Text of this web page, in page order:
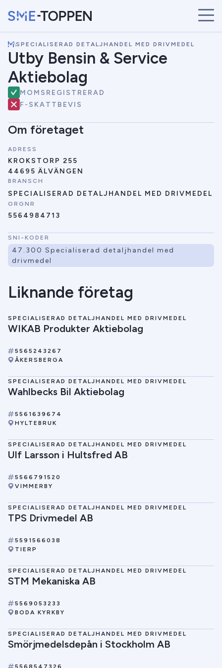
START
ÅRETS VINNARE
BRANSCHER
SÖK
NYHETER
\SPECIALISERAD DETALJHANDEL MED DRIVMEDEL
Utby Bensin & Service
Aktiebolag
MOMSREGISTRERAD
F-SKATTBEVIS
Om företaget
ADRESS
KROKSTORP 255
44695 ÄLVÄNGEN
BRANSCH
SPECIALISERAD DETALJHANDEL MED DRIVMEDEL
ORGNR
5564984713
SNI-KODER
47.300 Specialiserad detaljhandel med
drivmedel
Liknande företag
SPECIALISERAD DETALJHANDEL MED DRIVMEDEL
WIKAB Produkter Aktiebolag
5565243267
ÅKERSBERGA
SPECIALISERAD DETALJHANDEL MED DRIVMEDEL
Wahlbecks Bil Aktiebolag
5561639674
HYLTEBRUK
SPECIALISERAD DETALJHANDEL MED DRIVMEDEL
Ulf Larsson i Hultsfred AB
5566791520
VIMMERBY
SPECIALISERAD DETALJHANDEL MED DRIVMEDEL
TPS Drivmedel AB
5591566038
TIERP
SPECIALISERAD DETALJHANDEL MED DRIVMEDEL
STM Mekaniska AB
5569053233
BODA KYRKBY
SPECIALISERAD DETALJHANDEL MED DRIVMEDEL
Smörjmedelsdepån i Stockholm AB
5568547326